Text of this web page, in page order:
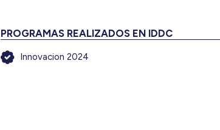
PROGRAMAS REALIZADOS EN IDDC
Innovacion 2024